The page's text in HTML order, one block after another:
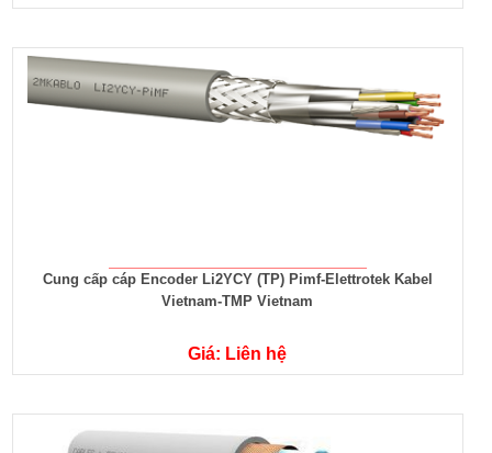
Cung cấp cáp Encoder Li2YCY (TP) Pimf-Elettrotek Kabel
Vietnam-TMP Vietnam
Giá: Liên hệ